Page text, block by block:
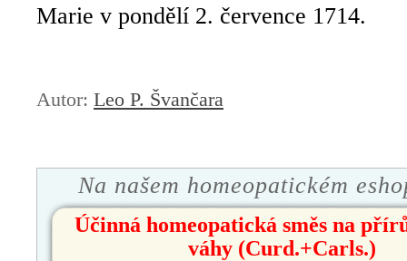
Marie v pondělí 2. července 1714.
Autor: Leo P. Švančara
Na našem homeopatickém
Účinná homeopatická směs na
váhy (Curd.+Carls.)